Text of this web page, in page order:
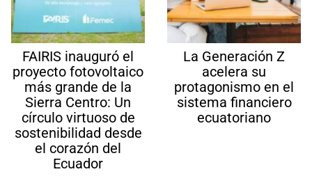
FAIRIS inauguró el
proyecto fotovoltaico
más grande de la
Sierra Centro: Un
círculo virtuoso de
sostenibilidad desde
el corazón del
Ecuador
La Generación Z
acelera su
protagonismo en el
sistema financiero
ecuatoriano